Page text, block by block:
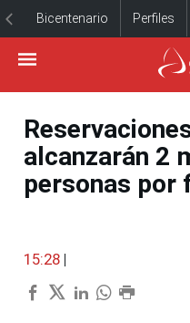
Bicentenario Perfiles
alcanzarán 2
personas por
15:28 |